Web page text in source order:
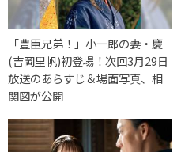
「豊臣兄弟！」小一郎の妻・慶
(吉岡里帆)初登場！次回3月29日
放送のあらすじ＆場面写真、相
関図が公開